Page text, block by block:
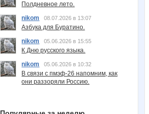
Полдневное лето.
nikom
08.07.2026 в 13:07
Азбука для Буратино.
nikom
05.06.2026 в 15:55
К Дню русского языка.
nikom
05.06.2026 в 10:32
В связи с пмэф-26 напомним, как
они раззоряли Россию.